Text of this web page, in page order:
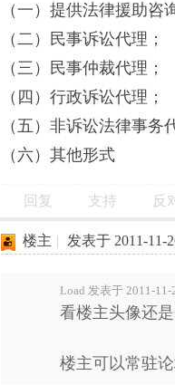
（一）提供法律援助咨
（二）民事诉讼代理；
（三）民事仲裁代理；
（四）行政诉讼代理；
（五）非诉讼法律事务
（六）其他形式
回复 支持 反
楼主 | 发表于 2011-11-
Load 发表于 2011-11-
看楼主头像还
楼主可以常驻